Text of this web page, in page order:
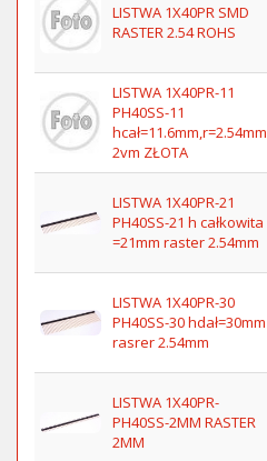
LISTWA 1X40PR SMD
RASTER 2.54 ROHS
LISTWA 1X40PR-11
PH40SS-11
hcał=11.6mm,r=2.54mm
2vm ZŁOTA
LISTWA 1X40PR-21
PH40SS-21 h całkowita
=21mm raster 2.54mm
LISTWA 1X40PR-30
PH40SS-30 hdał=30mm
rasrer 2.54mm
LISTWA 1X40PR-
PH40SS-2MM RASTER
2MM